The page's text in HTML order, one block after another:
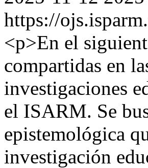
https://
<p>En el
compartidas en
investigaciones
el ISARM. Se
epistemológica
investigación